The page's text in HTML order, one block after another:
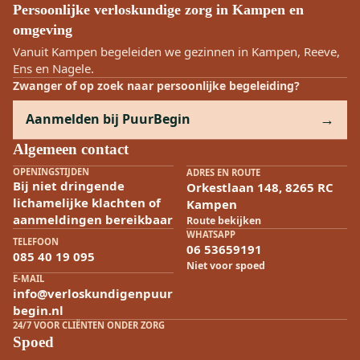
Persoonlijke verloskundige zorg in Kampen en
omgeving
Vanuit Kampen begeleiden we gezinnen in Kampen, Reeve,
Ens en Nagele.
Zwanger of op zoek naar persoonlijke begeleiding?
Aanmelden bij PuurBegin
Algemeen contact
OPENINGSTIJDEN
Bij niet dringende
lichamelijke klachten of
aanmeldingen bereikbaar
ADRES EN ROUTE
Orkestlaan 148, 8265 RC
Kampen
Route bekijken
TELEFOON
085 40 19 095
WHATSAPP
06 53659191
Niet voor spoed
E-MAIL
info@verloskundigenpuur
begin.nl
24/7 VOOR CLIËNTEN ONDER ZORG
Spoed